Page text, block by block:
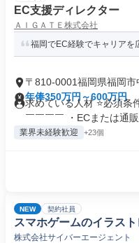
EC支援ディレクター
ＡＩＧＡＴＥ株式会社
福岡でEC経験でキャリアを
〒810-0001福岡県福岡市
年俸350万円～600万円
求めている人材 ⭐必須条
￣￣￣￣ ・ECまたは通販
業界未経験歓迎 +23個
NEW 契約社員
スマホゲームのイラス
株式会社サイバーエージェント